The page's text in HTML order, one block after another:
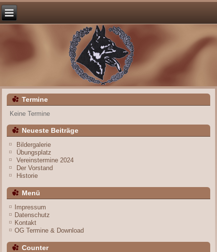
Termine
Keine Termine
Neueste Beiträge
Bildergalerie
Übungsplatz
Vereinstermine 2024
Der Vorstand
Historie
Menü
Impressum
Datenschutz
Kontakt
OG Termine & Download
Counter